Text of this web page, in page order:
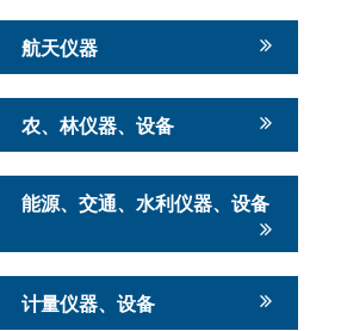
航天仪器
农、林仪器、设备
能源、交通、水利仪器、设备
计量仪器、设备